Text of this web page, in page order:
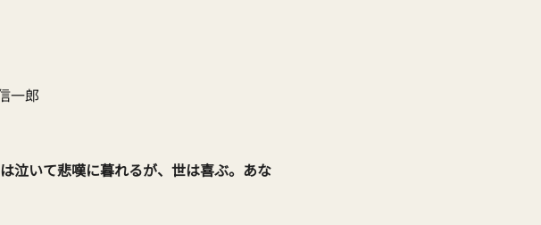
一郎
泣いて悲嘆に暮れるが、世は喜ぶ。あな